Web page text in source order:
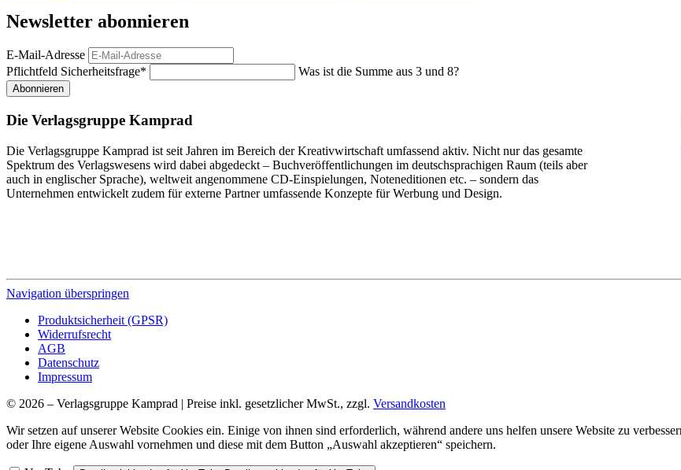
Newsletter abonnieren
E-Mail-Adresse
Pflichtfeld Sicherheitsfrage* Was ist die Summe aus 3 und 8?
Abonnieren
Die Verlagsgruppe Kamprad
Die Verlagsgruppe Kamprad ist seit Jahren im Bereich der Kreativwirtschaft umfassend aktiv. Nicht nur das gesamte
Spektrum des Verlagswesens wird dabei abgedeckt – Buchveröffentlichungen im deutschsprachigen Raum (teils aber
auch in englischer Sprache), weltweit angenommene CD-Einspielungen, Noteneditionen etc. – sondern das
Unternehmen entwickelt zudem für externe Partner umfassende Konzepte für Werbung und Design.
Navigation überspringen
Produktsicherheit (GPSR)
Widerrufsrecht
AGB
Datenschutz
Impressum
© 2026 – Verlagsgruppe Kamprad | Preise inkl. gesetzlicher MwSt., zzgl. Versandkosten
Wir setzen auf unserer Website Cookies ein. Einige von ihnen sind erforderlich, während andere uns helfen unsere Website zu
oder Ihre eigene Auswahl vornehmen und diese mit dem Button „Auswahl akzeptieren“ speichern.